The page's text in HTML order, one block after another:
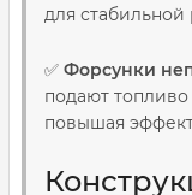
для стабильной
✅ Форсунки
подают
повышая